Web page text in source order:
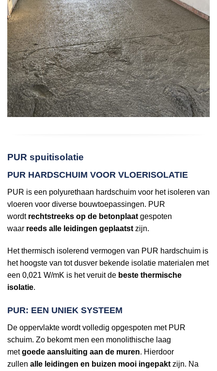
PUR spuitisolatie
PUR HARDSCHUIM VOOR VLOERISOLATIE
PUR is een polyurethaan hardschuim voor het isoleren van
vloeren voor diverse bouwtoepassingen. PUR
wordt rechtstreeks op de betonplaat gespoten
waar reeds alle leidingen geplaatst zijn.
Het thermisch isolerend vermogen van PUR hardschuim is
het hoogste van tot dusver bekende isolatie materialen met
een 0,021 W/mK is het veruit de beste thermische
isolatie.
PUR: EEN UNIEK SYSTEEM
De oppervlakte wordt volledig opgespoten met PUR
schuim. Zo bekomt men een monolithische laag
metgoede aansluiting aan de muren. Hierdoor
zullen alle leidingen en buizen mooi ingepakt zijn. Na